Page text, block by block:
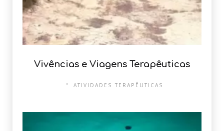
Vivências e Viagens Terapêuticas
ATIVIDADES TERAPÊUTICAS